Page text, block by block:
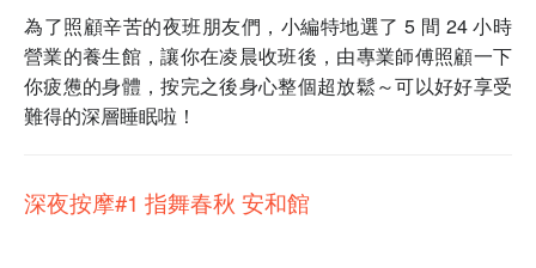
為了照顧辛苦的夜班朋友們，小編特地選了 5 間 24 小時
營業的養生館，讓你在凌晨收班後，由專業師傅照顧一下
你疲憊的身體，按完之後身心整個超放鬆～可以好好享受
難得的深層睡眠啦！
深夜按摩#1 指舞春秋 安和館